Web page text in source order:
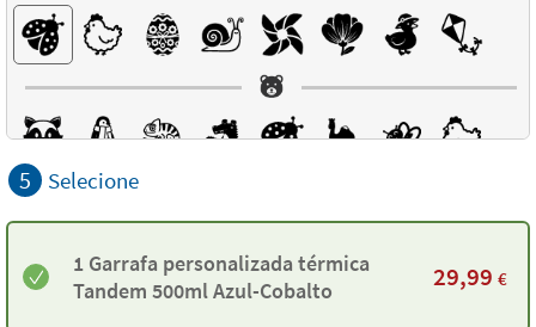
5 Selecione
1 Garrafa personalizada térmica
Tandem 500ml Azul-Cobalto
29,99 €